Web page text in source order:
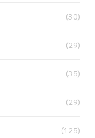
(30)
(29)
(35)
(29)
(125)